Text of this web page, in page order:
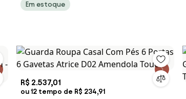
MpEm estoque
R$ 2.537,01
ou 12 tempo de R$ 234,91